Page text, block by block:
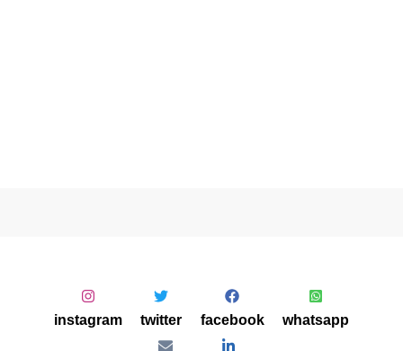
whatsapp
facebook
twitter
instagram